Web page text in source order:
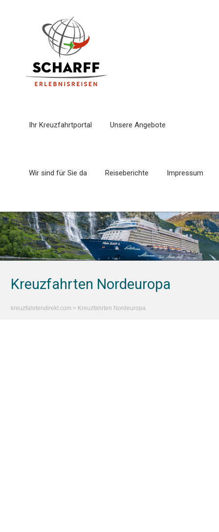
Ihr Kreuzfahrtportal Unsere Angebote
Wir sind für Sie da Reiseberichte Impressum
Kreuzfahrten Nordeuropa
kreuzfahrtendirekt.com > Kreuzfahrten Nordeuropa